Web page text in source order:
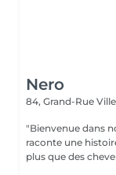
Nero
84, Grand-Rue
"Bienvenue dans
raconte une
plus que des